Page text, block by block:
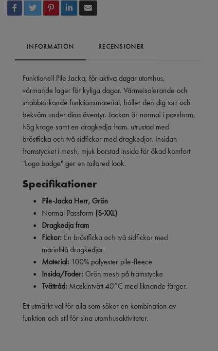
INFORMATION RECENSIONER
Funktionell Pile Jacka, för aktiva dagar utomhus,
värmande lager för kyliga dagar. Värmeisolerande och
snabbtorkande funktionsmaterial, håller den dig torr och
bekväm under dina äventyr. Jackan är normal i passform,
hög krage samt en dragkedja fram. utrustad med
bröstficka och två sidfickor med dragkedjor. Insidan
framstycket i mesh, mjuk borstad insida för ökad komfort
"Logo badge" ger en tailored look.
Specifikationer
Pile-Jacka Herr, Grön
Normal Passform (S-XXL)
Dragkedja fram
Fickor: En bröstficka och två sidfickor med
marinblå dragkedjor
Material: 100% polyester pile-fleece
Insida/Foder: Grön mesh på framstycke
Tvättråd: Maskintvätt 40°C med liknande färger.
Ett utmärkt val för alla som söker en kombination av
funktion och stil för sina utomhusaktiviteter.